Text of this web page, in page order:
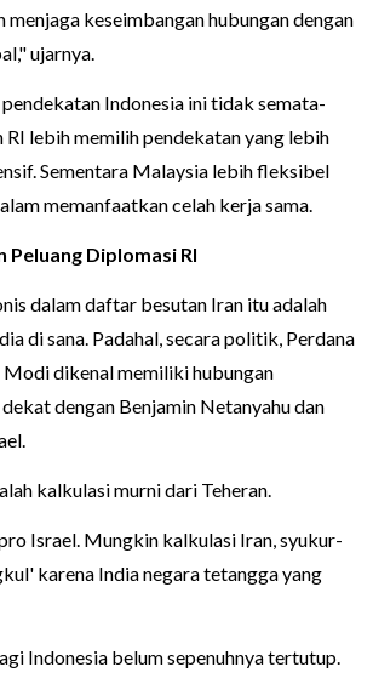
menjaga keseimbangan hubungan dengan
ujarnya.
Indonesia ini tidak semata-
RI lebih memilih pendekatan yang lebih
Sementara Malaysia lebih fleksibel
memanfaatkan celah kerja sama.
Peluang Diplomasi RI
dalam daftar besutan Iran itu adalah
di sana. Padahal, secara politik, Perdana
dikenal memiliki hubungan
dengan Benjamin Netanyahu dan
kalkulasi murni dari Teheran.
Israel. Mungkin kalkulasi Iran, syukur-
karena India negara tetangga yang
Indonesia belum sepenuhnya tertutup.